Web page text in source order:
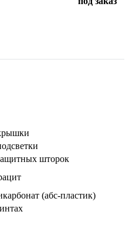
шторок
(абс-пластик)